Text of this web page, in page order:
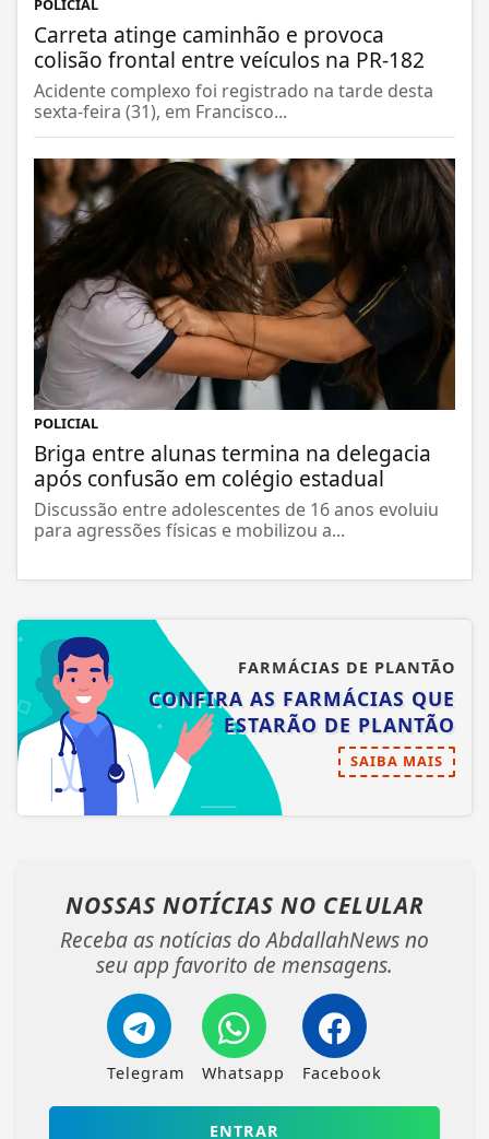
POLICIAL
Carreta atinge caminhão e provoca
colisão frontal entre veículos na PR-182
Acidente complexo foi registrado na tarde desta
sexta-feira (31), em Francisco...
POLICIAL
Briga entre alunas termina na delegacia
após confusão em colégio estadual
Discussão entre adolescentes de 16 anos evoluiu
para agressões físicas e mobilizou a...
FARMÁCIAS DE PLANTÃO
CONFIRA AS FARMÁCIAS QUE
ESTARÃO DE PLANTÃO
SAIBA MAIS
NOSSAS NOTÍCIAS NO CELULAR
Receba as notícias do AbdallahNews no
seu app favorito de mensagens.
Telegram Whatsapp Facebook
ENTRAR